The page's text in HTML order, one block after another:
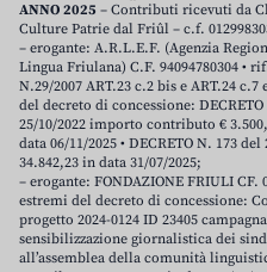
ANNO 2025 – Contributi ricevuti da
Culture Patrie dal Friûl – c.f.
– erogante: A.R.L.E.F. (Agenzia
Lingua Friulana) C.F. 94094780304 •
N.29/2007 ART.23 c.2 bis e ART.24 c.7
del decreto di concessione:
25/10/2022 importo contributo €
data 06/11/2025 • DECRETO N. 173 del
34.842,23 in data 31/07/2025;
– erogante: FONDAZIONE FRIULI CF.
estremi del decreto di concessione:
progetto 2024-0124 ID 23405
sensibilizzazione giornalistica dei
all’assemblea della comunità